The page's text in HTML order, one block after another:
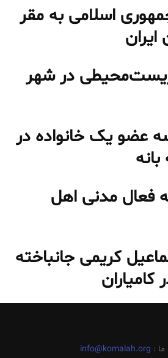
اسلامی به مقر
در شهر
عضو یک خانواده در
فعال مدنی اهل
کریمی جانباخته
ما : info@komalah.org